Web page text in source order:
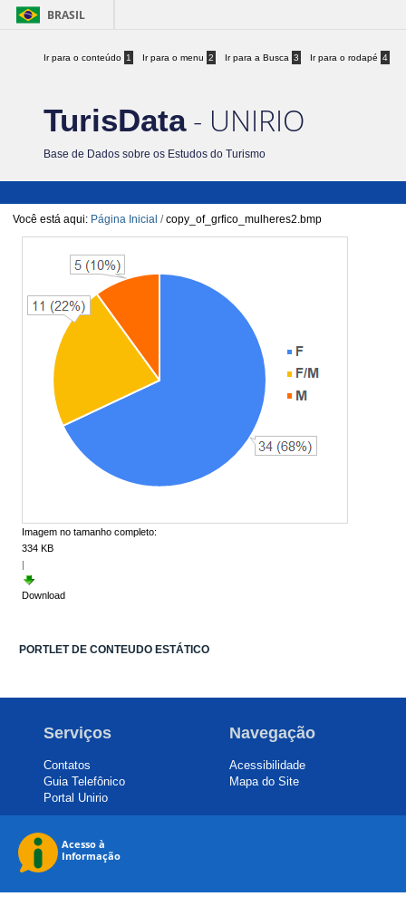
BRASIL
Ir para o conteúdo 1 Ir para o menu 2 Ir para a Busca 3 Ir para o rodapé 4
TurisData- UNIRIO
Base de Dados sobre os Estudos do Turismo
Você está aqui: Página Inicial /copy_of_grfico_mulheres2.bmp
Imagem no tamanho completo:
334 KB
|
Download
PORTLET DE CONTEUDO ESTÁTICO
Serviços
Contatos
Guia Telefônico
Portal Unirio
Navegação
Acessibilidade
Mapa do Site